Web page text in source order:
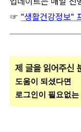
☞ "생활건강정보"
제 글을 읽어주신
도움이 되셨다면
로그인이 필요없는